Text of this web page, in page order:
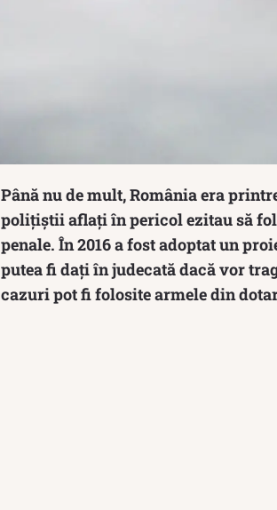
Până nu de mult, România era
poliţiştii aflaţi în pericol ezitau să
penale. În 2016 a fost adoptat un
putea fi daţi în judecată dacă vor
cazuri pot fi folosite armele din